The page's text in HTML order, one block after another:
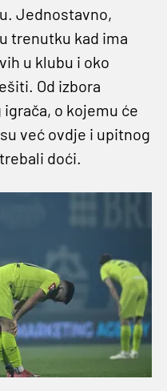
Jednostavno,
trenutku kad ima
u klubu i oko
Od izbora
o kojemu će
već ovdje i upitnog
doći.